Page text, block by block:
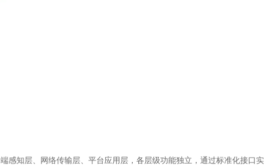
感知层、网络传输层、平台应用层，各层级功能独立，通过标准化接口实